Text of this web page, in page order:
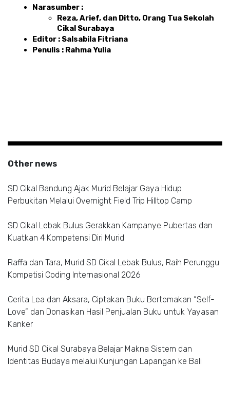
Narasumber :
Reza, Arief, dan Ditto, Orang Tua Sekolah
Cikal Surabaya
Editor : Salsabila Fitriana
Penulis : Rahma Yulia
Other news
SD Cikal Bandung Ajak Murid Belajar Gaya Hidup
Perbukitan Melalui Overnight Field Trip Hilltop Camp
SD Cikal Lebak Bulus Gerakkan Kampanye Pubertas dan
Kuatkan 4 Kompetensi Diri Murid
Raffa dan Tara, Murid SD Cikal Lebak Bulus, Raih Perunggu
Kompetisi Coding Internasional 2026
Cerita Lea dan Aksara, Ciptakan Buku Bertemakan “Self-
Love” dan Donasikan Hasil Penjualan Buku untuk Yayasan
Kanker
Murid SD Cikal Surabaya Belajar Makna Sistem dan
Identitas Budaya melalui Kunjungan Lapangan ke Bali